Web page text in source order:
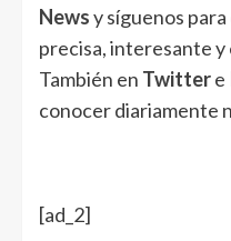
Newsy síguenos
precisa, interesante y
También en Twittere
conocer diariamente
[ad_2]